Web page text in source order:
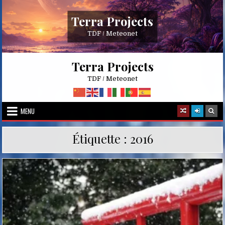
content
Terra Projects
TDF / Meteonet
Terra Projects
TDF / Meteonet
MENU
Étiquette : 2016
Posted
in